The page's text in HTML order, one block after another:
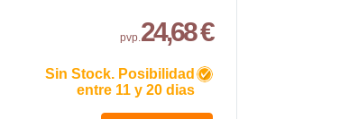
pvp. 24,68 €
Sin Stock. Posibilidad
entre 11 y 20 dias